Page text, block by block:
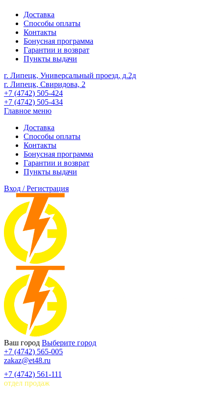
Доставка
Способы оплаты
Контакты
Бонусная программа
Гарантии и возврат
Пункты выдачи
г. Липецк, Универсальный проезд, д.2д
г. Липецк, Свиридова, 2
+7 (4742) 505-424
+7 (4742) 505-434
Главное меню
Доставка
Способы оплаты
Контакты
Бонусная программа
Гарантии и возврат
Пункты выдачи
Вход / Регистрация
Ваш город Выберите город
+7 (4742) 565-005
zakaz@et48.ru
+7 (4742) 561-111
отдел продаж